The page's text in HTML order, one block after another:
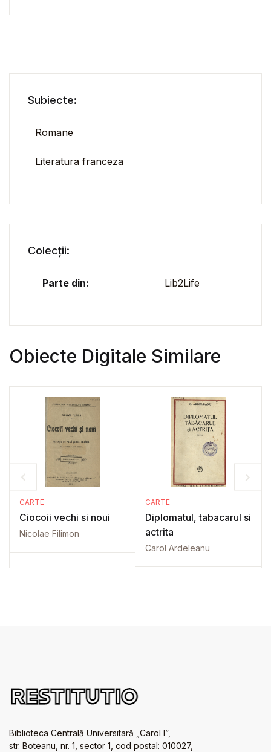
Subiecte:
Romane
Literatura franceza
Colecții:
Parte din: Lib2Life
Obiecte Digitale Similare
CARTE
Ciocoii vechi si noui
Nicolae Filimon
CARTE
Diplomatul, tabacarul si
actrita
Carol Ardeleanu
Biblioteca Centrală Universitară „Carol I”,
str. Boteanu, nr. 1, sector 1, cod postal: 010027,